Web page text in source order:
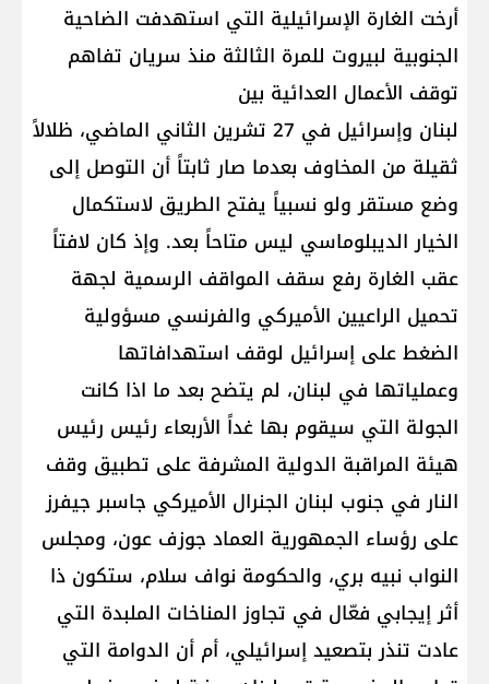
أرخت الغارة الإسرائيلية التي استهدفت الضاحية
الجنوبية لبيروت للمرة الثالثة منذ سريان تفاهم
توقف الأعمال العدائية بين
لبنان وإسرائيل في 27 تشرين الثاني الماضي، ظلالاً
ثقيلة من المخاوف بعدما صار ثابتاً أن التوصل إلى
وضع مستقر ولو نسبياً يفتح الطريق لاستكمال
الخيار الديبلوماسي ليس متاحاً بعد. وإذ كان لافتاً
عقب الغارة رفع سقف المواقف الرسمية لجهة
تحميل الراعيين الأميركي والفرنسي مسؤولية
الضغط على إسرائيل لوقف استهدافاتها
وعملياتها في لبنان، لم يتضح بعد ما اذا كانت
الجولة التي سيقوم بها غداً الأربعاء رئيس رئيس
هيئة المراقبة الدولية المشرفة على تطبيق وقف
النار في جنوب لبنان الجنرال الأميركي جاسبر جيفرز
على رؤساء الجمهورية العماد جوزف عون، ومجلس
النواب نبيه بري، والحكومة نواف سلام، ستكون ذا
أثر إيجابي فعّال في تجاوز المناخات الملبدة التي
عادت تنذر بتصعيد إسرائيلي، أم أن الدوامة التي